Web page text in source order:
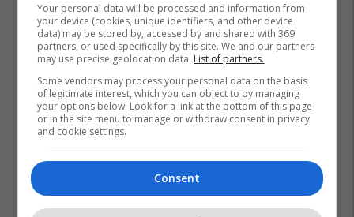
Your personal data will be processed and information from
your device (cookies, unique identifiers, and other device
data) may be stored by, accessed by and shared with 369
partners, or used specifically by this site. We and our partners
may use precise geolocation data. List of partners.
Some vendors may process your personal data on the basis
of legitimate interest, which you can object to by managing
your options below. Look for a link at the bottom of this page
or in the site menu to manage or withdraw consent in privacy
and cookie settings.
Consent